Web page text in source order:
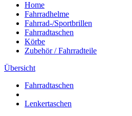
Home
Fahrradhelme
Fahrrad-/Sportbrillen
Fahrradtaschen
Körbe
Zubehör / Fahrradteile
Übersicht
Fahrradtaschen
Lenkertaschen